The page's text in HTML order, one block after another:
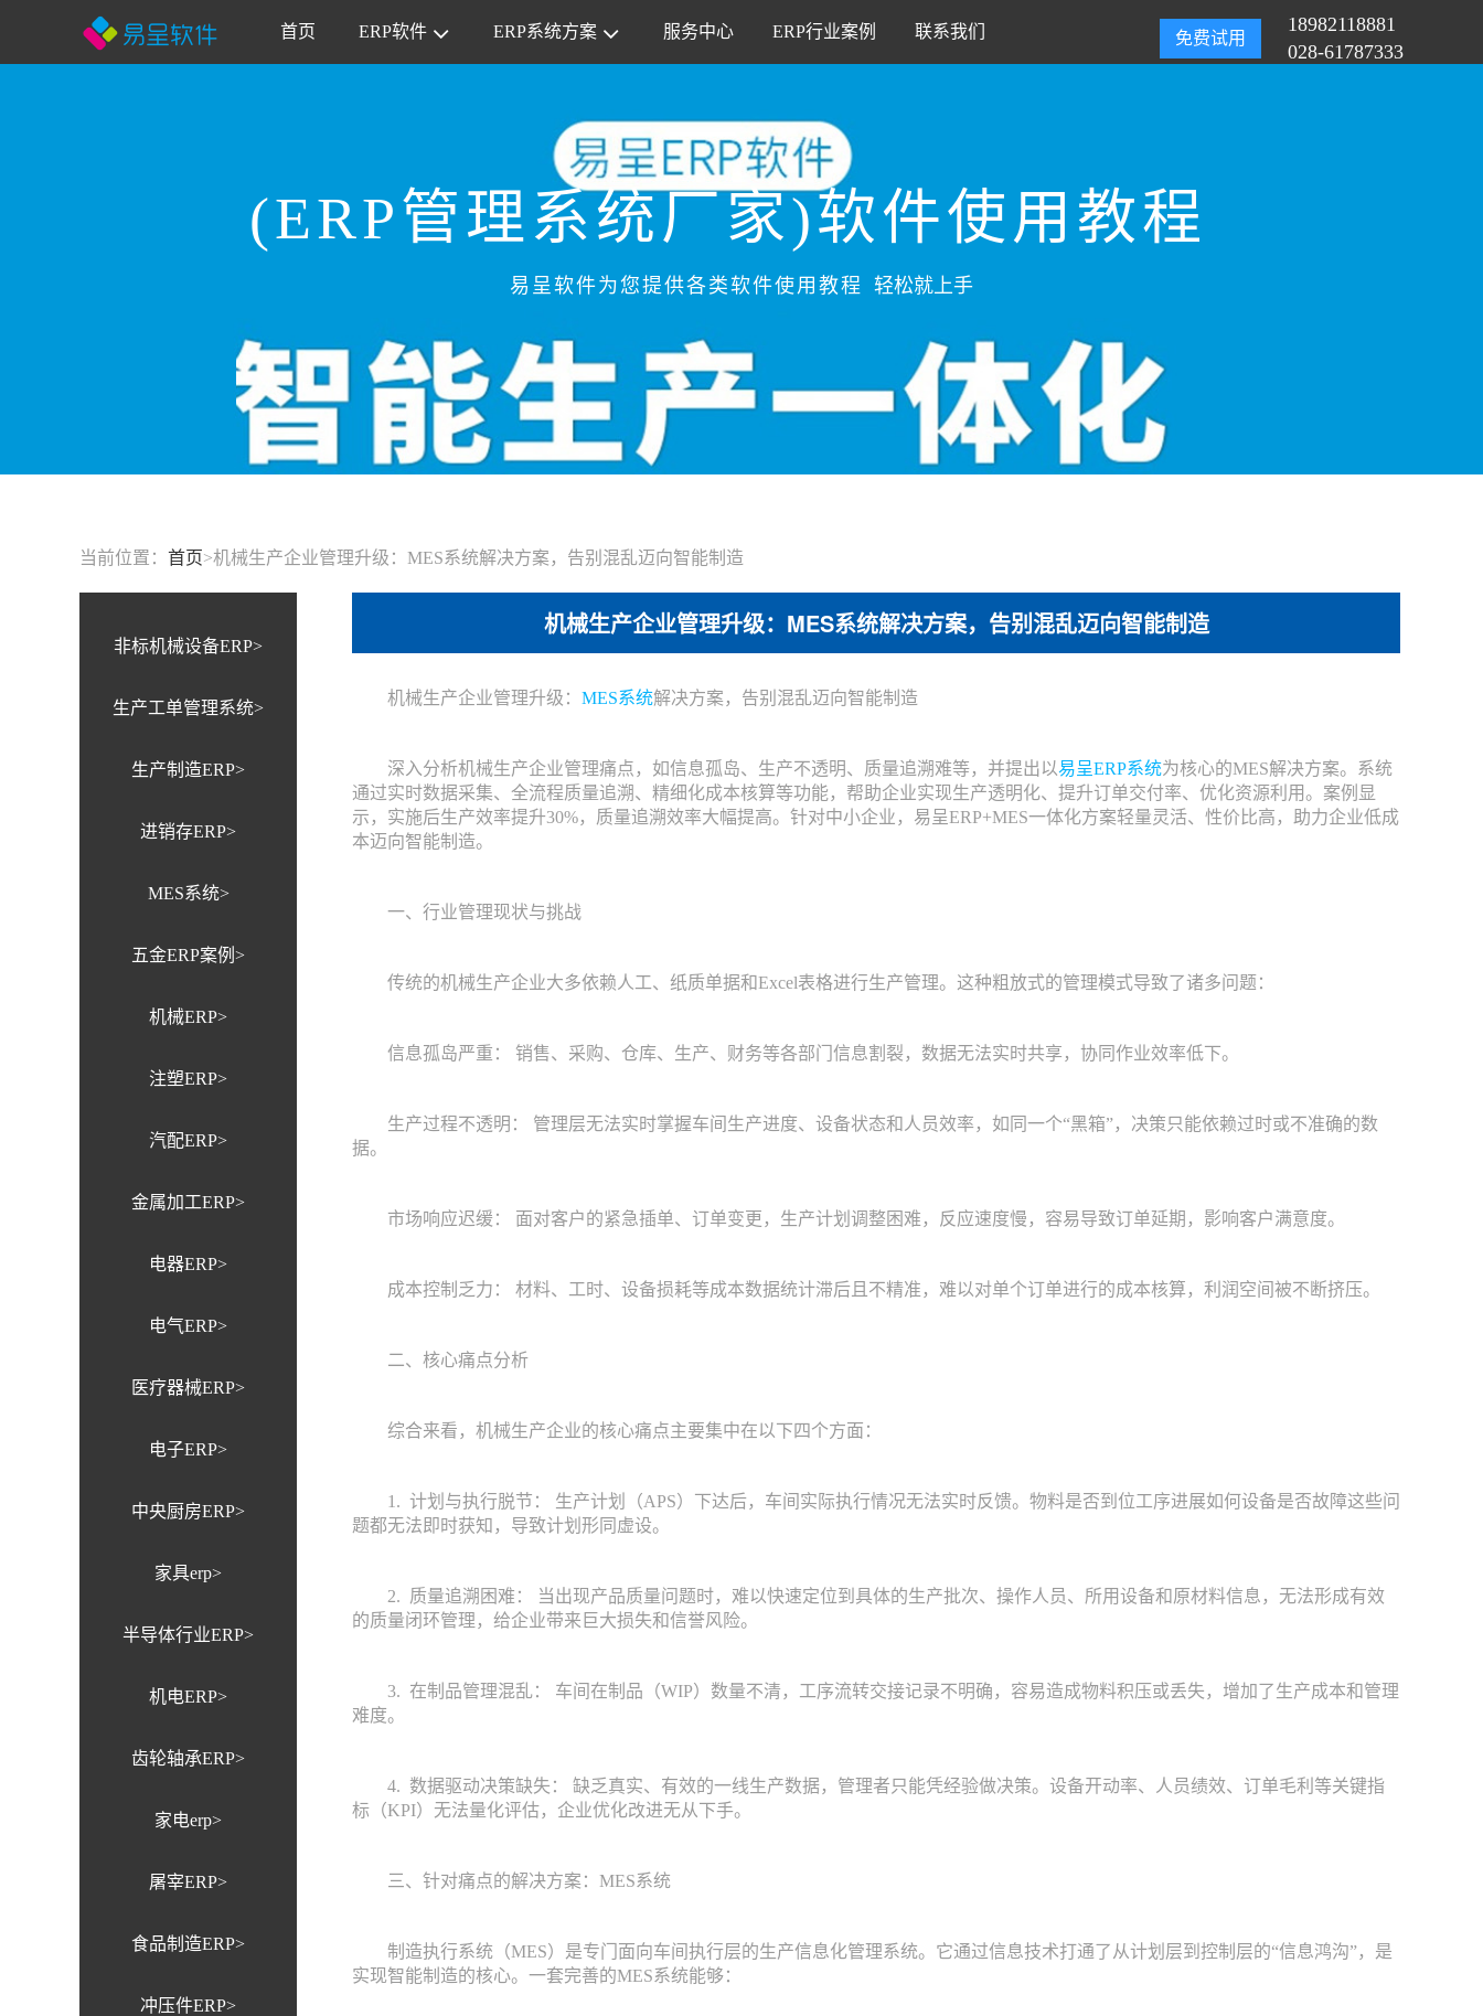
免费试用
18982118881
028-61787333
首页 ERP软件 ERP系统方案 服务中心 ERP行业案例 联系我们
(ERP管理系统厂家)软件使用教程
易呈软件为您提供各类软件使用教程 轻松就上手
当前位置： 首页>机械生产企业管理升级：MES系统解决方案，告别混乱迈向智能制造
非标机械设备ERP>
生产工单管理系统>
生产制造ERP>
进销存ERP>
MES系统>
五金ERP案例>
机械ERP>
注塑ERP>
汽配ERP>
金属加工ERP>
电器ERP>
电气ERP>
医疗器械ERP>
电子ERP>
中央厨房ERP>
家具erp>
半导体行业ERP>
机电ERP>
齿轮轴承ERP>
家电erp>
屠宰ERP>
食品制造ERP>
冲压件ERP>
机械生产企业管理升级：MES系统解决方案，告别混乱迈向智能制造
机械生产企业管理升级： MES系统解决方案，告别混乱迈向智能制造
深入分析机械生产企业管理痛点，如信息孤岛、生产不透明、质量追溯难等，并提出以易呈ERP系统为核心的MES解决方案。系统
通过实时数据采集、全流程质量追溯、精细化成本核算等功能，帮助企业实现生产透明化、提升订单交付率、优化资源利用。案例显
示，实施后生产效率提升30%，质量追溯效率大幅提高。针对中小企业，易呈ERP+MES一体化方案轻量灵活、性价比高，助力企业低成
本迈向智能制造。
一、行业管理现状与挑战
传统的机械生产企业大多依赖人工、纸质单据和Excel表格进行生产管理。这种粗放式的管理模式导致了诸多问题：
信息孤岛严重： 销售、采购、仓库、生产、财务等各部门信息割裂，数据无法实时共享，协同作业效率低下。
生产过程不透明： 管理层无法实时掌握车间生产进度、设备状态和人员效率，如同一个“黑箱”，决策只能依赖过时或不准确的数
据。
市场响应迟缓： 面对客户的紧急插单、订单变更，生产计划调整困难，反应速度慢，容易导致订单延期，影响客户满意度。
成本控制乏力： 材料、工时、设备损耗等成本数据统计滞后且不精准，难以对单个订单进行的成本核算，利润空间被不断挤压。
二、核心痛点分析
综合来看，机械生产企业的核心痛点主要集中在以下四个方面：
1. 计划与执行脱节： 生产计划（APS）下达后，车间实际执行情况无法实时反馈。物料是否到位工序进展如何设备是否故障这些问
题都无法即时获知，导致计划形同虚设。
2. 质量追溯困难： 当出现产品质量问题时，难以快速定位到具体的生产批次、操作人员、所用设备和原材料信息，无法形成有效
的质量闭环管理，给企业带来巨大损失和信誉风险。
3. 在制品管理混乱： 车间在制品（WIP）数量不清，工序流转交接记录不明确，容易造成物料积压或丢失，增加了生产成本和管理
难度。
4. 数据驱动决策缺失： 缺乏真实、有效的一线生产数据，管理者只能凭经验做决策。设备开动率、人员绩效、订单毛利等关键指
标（KPI）无法量化评估，企业优化改进无从下手。
三、针对痛点的解决方案：MES系统
制造执行系统（MES）是专门面向车间执行层的生产信息化管理系统。它通过信息技术打通了从计划层到控制层的“信息鸿沟”，是
实现智能制造的核心。一套完善的MES系统能够：